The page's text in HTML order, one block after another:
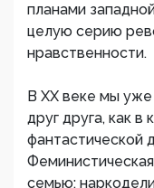
планами
целую серию
нравственности.
В ХХ веке мы
друг друга, как
фантастической
семью;